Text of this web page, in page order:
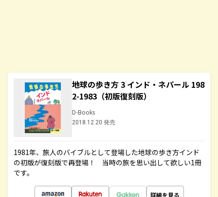
地球の歩き方 3 インド・ネパール 198
2-1983（初版復刻版）
D-Books
2018.12.20 発売
1981年、旅人のバイブルとして登場した地球の歩き方インド
の初版が復刻版で再登場！ 当時の旅を思い出して欲しい1冊
です。
詳細を見る